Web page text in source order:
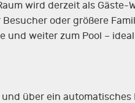
wird derzeit als
oder größere
und weiter zum Pool –
über ein